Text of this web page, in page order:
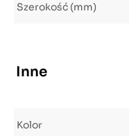
Szerokość (mm)
Inne
Kolor